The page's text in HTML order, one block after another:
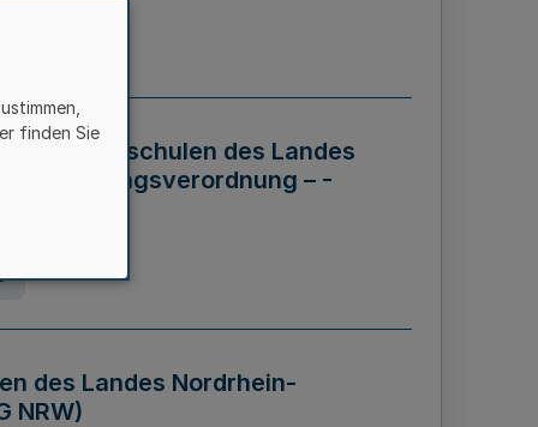
der Hochschulen des Landes
– -
des Landes Nordrhein-
NRW)
finden Sie